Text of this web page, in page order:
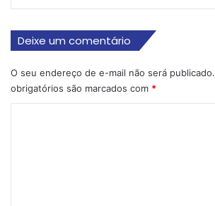
Deixe um comentário
O seu endereço de e-mail não será publicado.
obrigatórios são marcados com *